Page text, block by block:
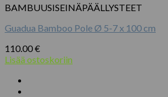
BAMBUUSISEINÄPÄÄLLYSTEET
Guadua Bamboo Pole Ø 5-7 x 100 cm
110.00€
Lisää ostoskoriin